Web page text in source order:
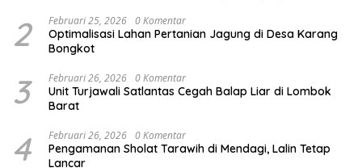
2 Februari 25, 2026 0 Komentar
Optimalisasi Lahan Pertanian Jagung di Desa Karang
Bongkot
3 Februari 26, 2026 0 Komentar
Unit Turjawali Satlantas Cegah Balap Liar di Lombok
Barat
4 Februari 26, 2026 0 Komentar
Pengamanan Sholat Tarawih di Mendagi, Lalin Tetap
Lancar